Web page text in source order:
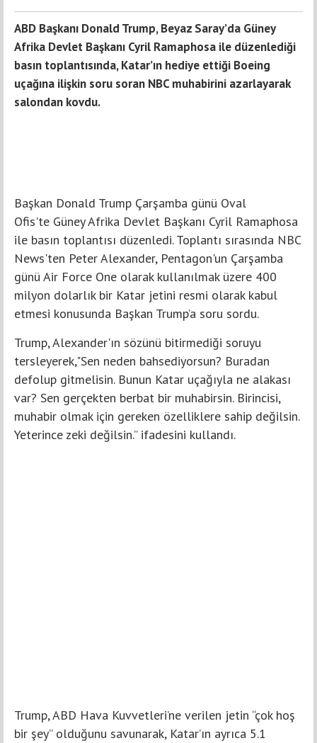
ABD Başkanı Donald Trump, Beyaz Saray’da Güney
Afrika Devlet Başkanı Cyril Ramaphosa ile düzenlediği
basın toplantısında, Katar’ın hediye ettiği Boeing
uçağına ilişkin soru soran NBC muhabirini azarlayarak
salondan kovdu.
Başkan Donald Trump Çarşamba günü Oval
Ofis'te Güney Afrika Devlet Başkanı Cyril Ramaphosa
ile basın toplantısı düzenledi. Toplantı sırasında NBC
News'ten Peter Alexander, Pentagon'un Çarşamba
günü Air Force One olarak kullanılmak üzere 400
milyon dolarlık bir Katar jetini resmi olarak kabul
etmesi konusunda Başkan Trump’a soru sordu.
Trump, Alexander'ın sözünü bitirmediği soruyu
tersleyerek,"Sen neden bahsediyorsun? Buradan
defolup gitmelisin. Bunun Katar uçağıyla ne alakası
var? Sen gerçekten berbat bir muhabirsin. Birincisi,
muhabir olmak için gereken özelliklere sahip değilsin.
Yeterince zeki değilsin.” ifadesini kullandı.
Trump, ABD Hava Kuvvetleri’ne verilen jetin “çok hoş
bir şey” olduğunu savunarak, Katar’ın ayrıca 5.1